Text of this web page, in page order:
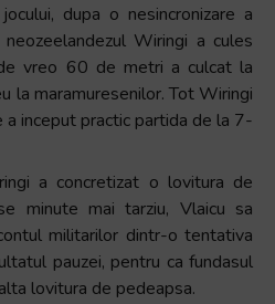
dupa o nesincronizare a
Wiringi a cules
vreo 60 de metri a culcat la
la maramuresenilor. Tot Wiringi
inceput practic partida de la 7-
a concretizat o lovitura de
minute mai tarziu, Vlaicu sa
militarilor dintr-o tentativa
pauzei, pentru ca fundasul
lovitura de pedeapsa.